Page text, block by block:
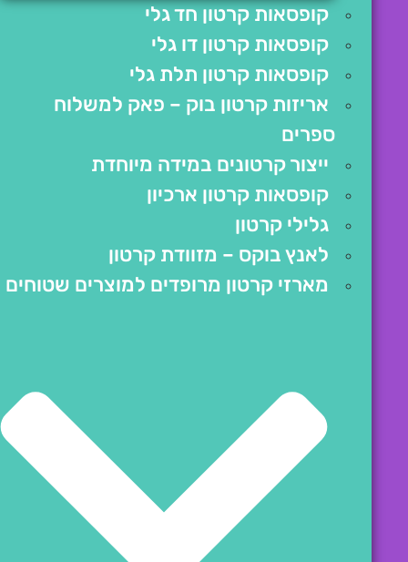
קופסאות קרטון חד גלי
קופסאות קרטון דו גלי
קופסאות קרטון תלת גלי
אריזות קרטון בוק – פאק למשלוח
ספרים
ייצור קרטונים במידה מיוחדת
קופסאות קרטון ארכיון
גלילי קרטון
לאנץ בוקס – מזוודת קרטון
מארזי קרטון מרופדים למוצרים שטוחים